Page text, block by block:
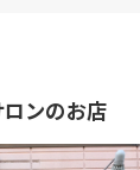
ンのお店